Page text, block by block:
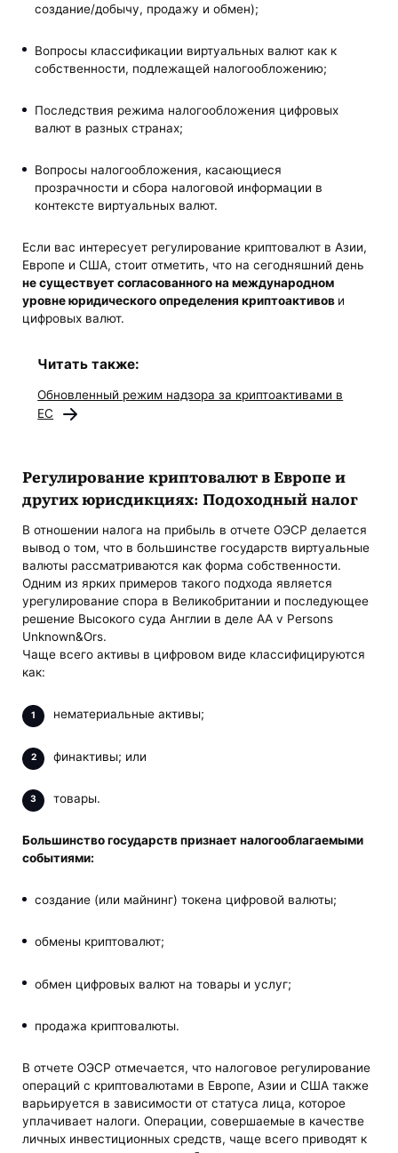
создание/добычу, продажу и обмен);
Вопросы классификации виртуальных валют как к
собственности, подлежащей налогообложению;
Последствия режима налогообложения цифровых
валют в разных странах;
Вопросы налогообложения, касающиеся
прозрачности и сбора налоговой информации в
контексте виртуальных валют.
Если вас интересует регулирование криптовалют в Азии,
Европе и США, стоит отметить, что на сегодняшний день
не существует согласованного на международном
уровне юридического определения криптоактивов и
цифровых валют.
Читать также:
Обновленный режим надзора за криптоактивами в
ЕС
Регулирование криптовалют в Европе и
других юрисдикциях: Подоходный налог
В отношении налога на прибыль в отчете ОЭСР делается
вывод о том, что в большинстве государств виртуальные
валюты рассматриваются как форма собственности.
Одним из ярких примеров такого подхода является
урегулирование спора в Великобритании и последующее
решение Высокого суда Англии в деле AA v Persons
Unknown&Ors.
Чаще всего активы в цифровом виде классифицируются
как:
нематериальные активы;
финактивы; или
товары.
Большинство государств признает налогооблагаемыми
событиями:
создание (или майнинг) токена цифровой валюты;
обмены криптовалют;
обмен цифровых валют на товары и услуг;
продажа криптовалюты.
В отчете ОЭСР отмечается, что налоговое регулирование
операций с криптовалютами в Европе, Азии и США также
варьируется в зависимости от статуса лица, которое
уплачивает налоги. Операции, совершаемые в качестве
личных инвестиционных средств, чаще всего приводят к